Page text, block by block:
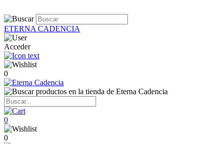
ETERNA CADENCIA
Acceder
0
0
0